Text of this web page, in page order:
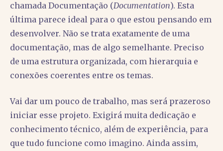
chamada Documentação (Documentation). Esta
última parece ideal para o que estou pensando em
desenvolver. Não se trata exatamente de uma
documentação, mas de algo semelhante. Preciso
de uma estrutura organizada, com hierarquia e
conexões coerentes entre os temas.
Vai dar um pouco de trabalho, mas será prazeroso
iniciar esse projeto. Exigirá muita dedicação e
conhecimento técnico, além de experiência, para
que tudo funcione como imagino. Ainda assim,